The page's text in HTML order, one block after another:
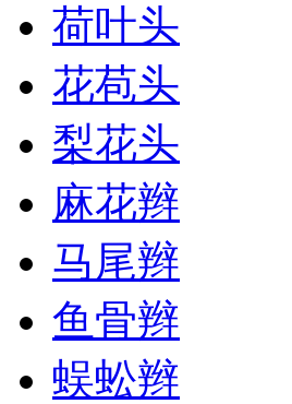
荷叶头
花苞头
梨花头
麻花辫
马尾辫
鱼骨辫
蜈蚣辫